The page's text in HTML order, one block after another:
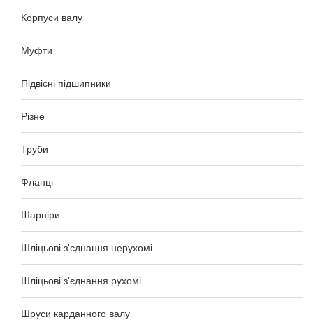
Корпуси валу
Муфти
Підвісні підшипники
Різне
Труби
Фланці
Шарніри
Шліцьові з'єднання нерухомі
Шліцьові з'єднання рухомі
Шруси карданного валу